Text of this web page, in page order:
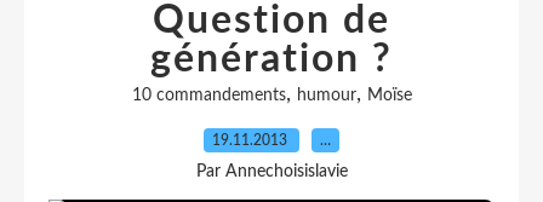
Question de
génération ?
10 commandements, humour, Moïse
19.11.2013 …
Par Annechoisislavie